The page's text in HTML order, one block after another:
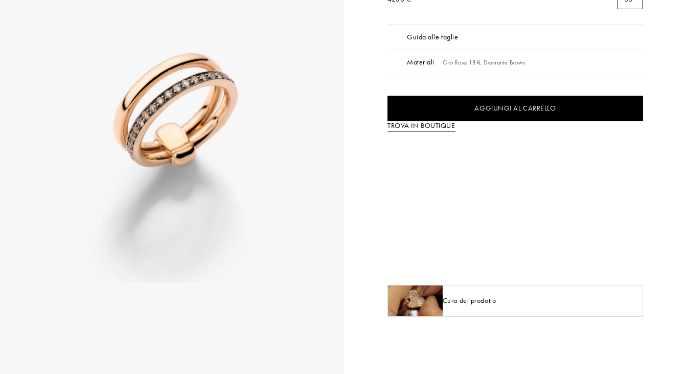
Guida alle taglie
Materiali Oro Rosa 18Kt, Diamante Brown
AGGIUNGI AL CARRELLO
TROVA IN BOUTIQUE
Cura del prodotto